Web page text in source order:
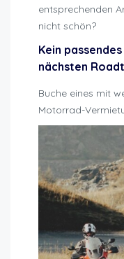
entsprechenden
nicht schön?
Kein
nächsten
Buche eines mit
Motorrad-